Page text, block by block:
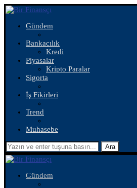
Gündem
Bankacılık
Kredi
Piyasalar
Kripto Paralar
Sigorta
İş Fikirleri
Trend
Muhasebe
Ara
Gündem